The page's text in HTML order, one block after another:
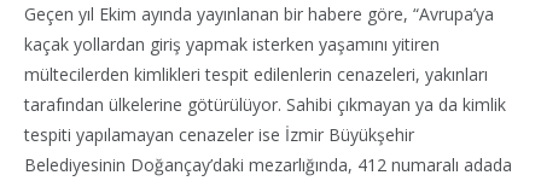
Geçen yıl Ekim ayında yayınlanan bir habere göre, “Avrupa’ya
kaçak yollardan giriş yapmak isterken yaşamını yitiren
mültecilerden kimlikleri tespit edilenlerin cenazeleri, yakınları
tarafından ülkelerine götürülüyor. Sahibi çıkmayan ya da kimlik
tespiti yapılamayan cenazeler ise İzmir Büyükşehir
Belediyesinin Doğançay’daki mezarlığında, 412 numaralı adada